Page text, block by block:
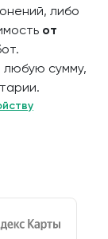
либо
от
любую сумму,